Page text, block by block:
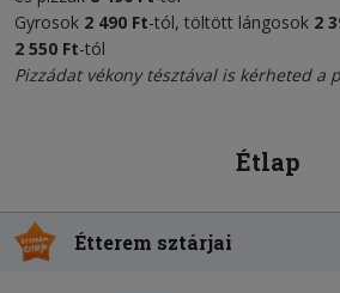
Gyrosok 2 490 Ft-tól, töltött lángosok 2
2 550 Ft-tól
Pizzádat vékony tésztával is kérheted a
Étlap
Étterem sztárjai